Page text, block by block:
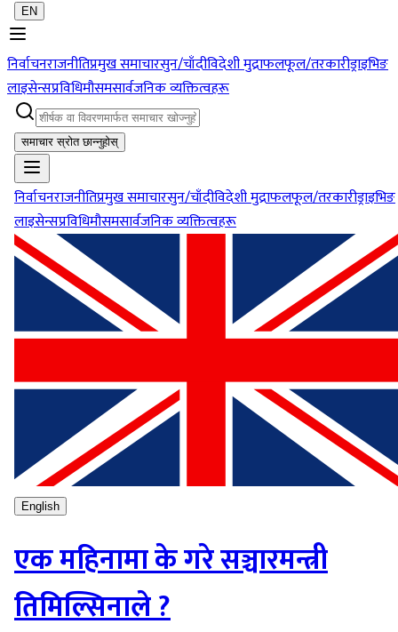
EN
निर्वाचनराजनीतिप्रमुख समाचारसुन/चाँदीविदेशी मुद्राफलफूल/तरकारीड्राइभिङ
लाइसेन्सप्रविधिमौसमसार्वजनिक व्यक्तित्वहरू
समाचार स्रोत छान्नुहोस्
निर्वाचनराजनीतिप्रमुख समाचारसुन/चाँदीविदेशी मुद्राफलफूल/तरकारीड्राइभिङ
लाइसेन्सप्रविधिमौसमसार्वजनिक व्यक्तित्वहरू
English
एक महिनामा के गरे सञ्चारमन्त्री
तिमिल्सिनाले ?